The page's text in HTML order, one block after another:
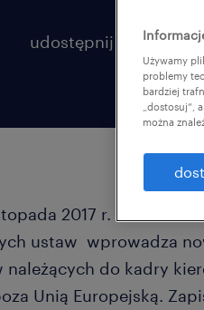
udostępnij artykuł:
2017 r. o zmianie
ustaw wprowadza
należących do kadry
Unią Europejską.
Używamy
problemy
bardziej
„dostosuj”,
można